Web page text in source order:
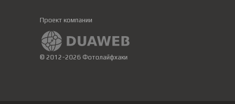
Проект компании
© 2012-2026 Фотолайфхаки